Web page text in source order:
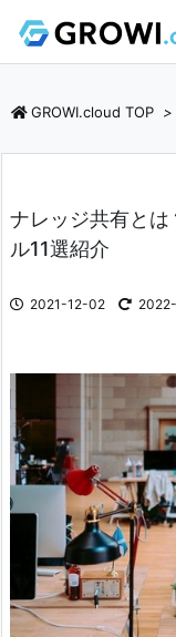
GROWI.cloud TOP >
ナレッジ共有と
ル11選紹介
2021-12-02